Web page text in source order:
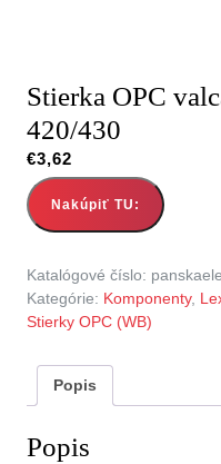
Stierka OPC
420/430
€3,62
Nakúpiť TU:
Katalógové číslo:
Kategórie: Komponenty,
Stierky OPC (WB)
Popis
Popis